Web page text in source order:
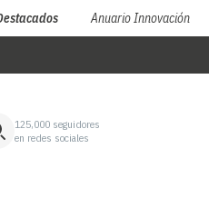
Anuario Innovación
125,000 seguidores
en redes sociales